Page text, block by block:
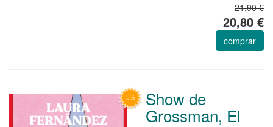
21,90 €
20,80 €
comprar
Show de
Grossman, El